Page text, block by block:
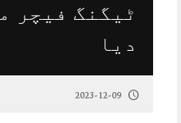
ٹیگنگ فیچر
دیا
2023-12-09